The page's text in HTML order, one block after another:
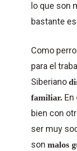
lo que son
bastante
Como
para el
Siberiano
familiar. En
bien con
ser muy
son malos